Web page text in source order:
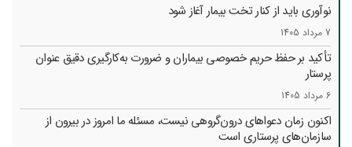
نوآوری باید از کنار تخت بیمار آغاز شود
7 مرداد 1405
تأکید بر حفظ حریم خصوصی بیماران و ضرورت به‌کارگیری دقیق عنوان
پرستار
6 مرداد 1405
اکنون زمان دعواهای درون‌گروهی نیست، مسئله ما امروز در بیرون از
سازمان‌های پرستاری است